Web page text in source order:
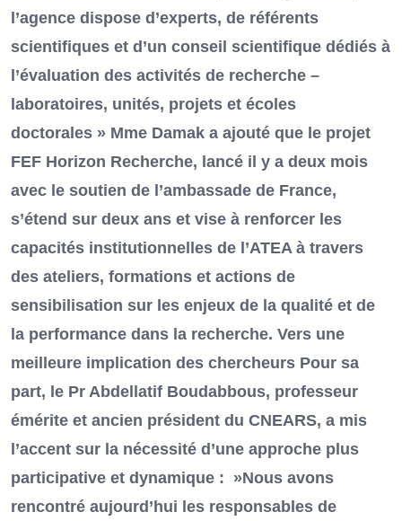
l’agence dispose d’experts, de référents
scientifiques et d’un conseil scientifique dédiés à
l’évaluation des activités de recherche –
laboratoires, unités, projets et écoles
doctorales » Mme Damak a ajouté que le projet
FEF Horizon Recherche, lancé il y a deux mois
avec le soutien de l’ambassade de France,
s’étend sur deux ans et vise à renforcer les
capacités institutionnelles de l’ATEA à travers
des ateliers, formations et actions de
sensibilisation sur les enjeux de la qualité et de
la performance dans la recherche. Vers une
meilleure implication des chercheurs Pour sa
part, le Pr Abdellatif Boudabbous, professeur
émérite et ancien président du CNEARS, a mis
l’accent sur la nécessité d’une approche plus
participative et dynamique : »Nous avons
rencontré aujourd’hui les responsables de